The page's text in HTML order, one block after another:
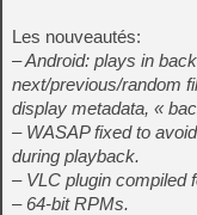
Les nouveautés:
– Android: plays in
next/previous/random
display metadata, «
– WASAP fixed to
during playback.
– VLC plugin compiled
– 64-bit RPMs.